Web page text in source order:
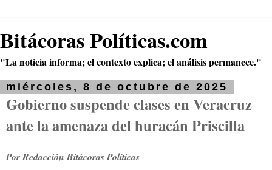
Bitácoras Políticas.com
"La noticia informa; el contexto explica; el análisis permanece."
miércoles, 8 de octubre de 2025
Gobierno suspende clases en Veracruz
ante la amenaza del huracán Priscilla
Por Redacción Bitácoras Políticas